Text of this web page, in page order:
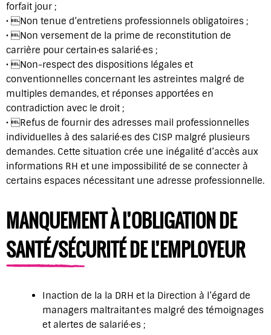
forfait jour ;
• Non tenue d’entretiens professionnels obligatoires ;
• Non versement de la prime de reconstitution de
carrière pour certain·es salarié·es ;
• Non-respect des dispositions légales et
conventionnelles concernant les astreintes malgré de
multiples demandes, et réponses apportées en
contradiction avec le droit ;
• Refus de fournir des adresses mail professionnelles
individuelles à des salarié·es des CISP malgré plusieurs
demandes. Cette situation crée une inégalité d’accès aux
informations RH et une impossibilité de se connecter à
certains espaces nécessitant une adresse professionnelle.
MANQUEMENT À L’OBLIGATION DE
SANTÉ/SÉCURITÉ DE L’EMPLOYEUR
Inaction de la la DRH et la Direction à l’égard de
managers maltraitant·es malgré des témoignages
et alertes de salarié·es ;